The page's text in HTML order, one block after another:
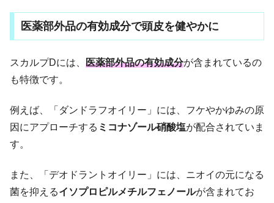
医薬部外品の有効成分で頭皮を健やかに
スカルプDには、 医薬部外品の有効成分が含まれているの
も特徴です。
例えば、「ダンドラフオイリー」には、フケやかゆみの原
因にアプローチする ミコナゾール硝酸塩が配合されていま
す。
また、「デオドラントオイリー」には、ニオイの元になる
菌を抑えるイソプロピルメチルフェノールが含まれてお